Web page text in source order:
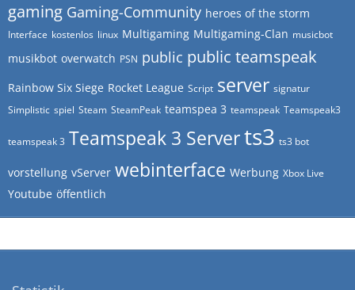
gaming Gaming-Community heroes of the storm
Interface kostenlos linux Multigaming Multigaming-Clan musicbot
musikbot overwatch PSN public public teamspeak
Rainbow Six Siege Rocket League Script server signatur
Simplistic spiel Steam SteamPeak teamspea 3 teamspeak Teamspeak3
teamspeak 3 Teamspeak 3 Serverts3 ts3 bot
vorstellung vServer webinterface Werbung Xbox Live
Youtube öffentlich